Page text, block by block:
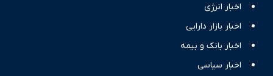
اخبار انرژی
اخبار بازار دارایی
اخبار بانک و بیمه
اخبار سیاسی